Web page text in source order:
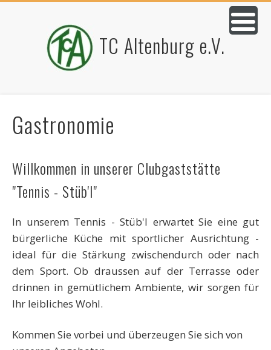
TC Altenburg e.V.
Gastronomie
Willkommen in unserer Clubgaststätte
"Tennis - Stüb'l"
In unserem Tennis - Stüb'l erwartet Sie eine gut
bürgerliche Küche mit sportlicher Ausrichtung -
ideal für die Stärkung zwischendurch oder nach
dem Sport. Ob draussen auf der Terrasse oder
drinnen in gemütlichem Ambiente, wir sorgen für
Ihr leibliches Wohl.
Kommen Sie vorbei und überzeugen Sie sich von